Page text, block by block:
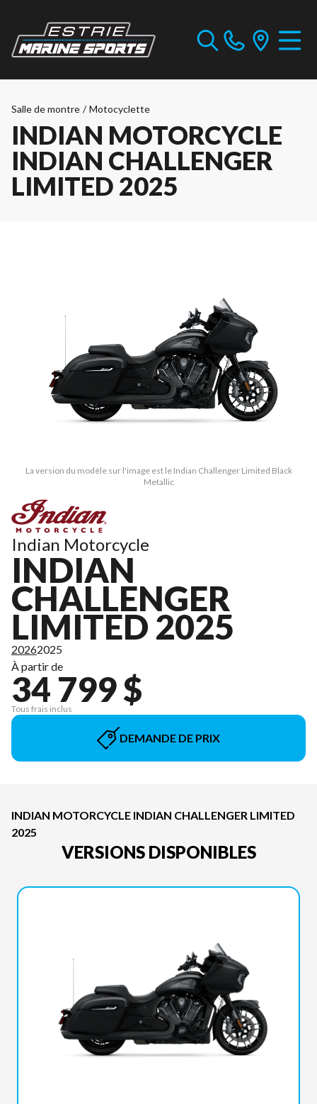
Salle de montre / Motocyclette
INDIAN MOTORCYCLE
INDIAN CHALLENGER
LIMITED 2025
La version du modèle sur l'image est le Indian Challenger Limited Black
Metallic
Indian Motorcycle
INDIAN
CHALLENGER
LIMITED 2025
20262025
À partir de
34 799 $
Tous frais inclus
DEMANDE DE PRIX
INDIAN MOTORCYCLE INDIAN CHALLENGER LIMITED
2025
VERSIONS DISPONIBLES